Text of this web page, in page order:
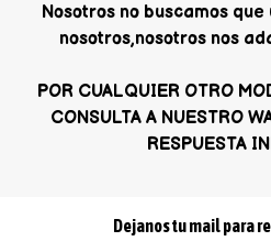
Nosotros no buscamos
nosotros,nosotros nos
POR CUALQUIER OTRO
CONSULTA A NUESTRO
RESPUESTA
Dejanos tu mail para